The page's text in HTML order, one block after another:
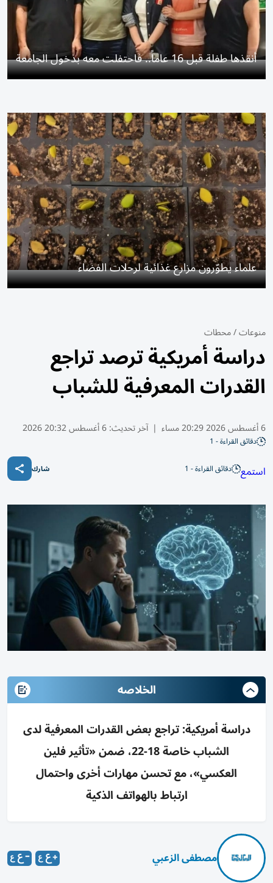
أنقذها طفلة قبل 16 عاماً.. فاحتفلت معه بدخول الجامعة
علماء يطوّرون مزارع غذائية لرحلات الفضاء
منوعات/محطات
دراسة أمريكية ترصد تراجع
القدرات المعرفية للشباب
6 أغسطس 2026 20:29 مساء | آخر تحديث:6 أغسطس 20:32 2026
دقائق القراءة - 1
استمع دقائق القراءة - 1 شارك
الخلاصه
دراسة أمريكية: تراجع بعض القدرات المعرفية لدى
الشباب خاصة 18-22، ضمن «تأثير فلين
العكسي»، مع تحسن مهارات أخرى واحتمال
ارتباط بالهواتف الذكية
مصطفى الزعبي